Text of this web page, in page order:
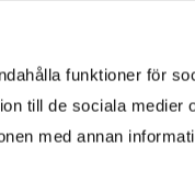
funktioner för
till de sociala medier
med annan